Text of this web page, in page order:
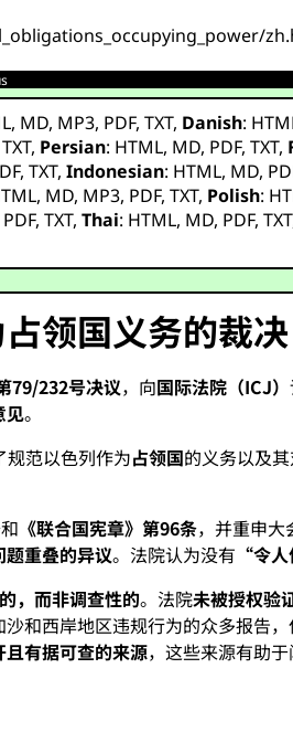
, MD, MP3, PDF,TXT, Danish:
TXT, Persian: HTML, MD, PDF,TXT,
,TXT,Indonesian: HTML, MD,
, MD, MP3, PDF,TXT, Polish:
PDF,TXT,Thai: HTML, MD, PDF,TXT
领国义务的裁决
79/232号决议，向国际法院（ICJ）
见。
规范以色列作为占领国的义务以及
和 《联合国宪章》第96条，并重申
题重叠的异议。法院认为没有 “令
，而非调查性的。法院未被授权验
和西岸地区违规行为的众多报告
且有据可查的来源，这些来源有助